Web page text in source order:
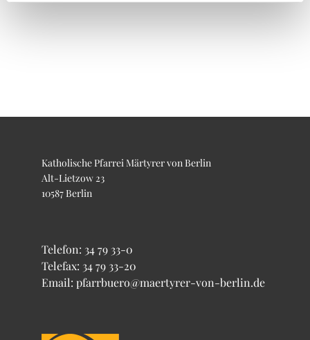
Katholische Pfarrei Märtyrer von Berlin
Alt-Lietzow 23
10587 Berlin
Telefon: 34 79 33-0
Telefax: 34 79 33-20
Email: pfarrbuero@maertyrer-von-berlin.de